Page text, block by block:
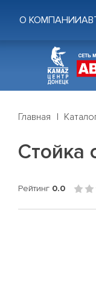
О КОМПАНИИ
Главная
Стойка
Рейтинг 0.0